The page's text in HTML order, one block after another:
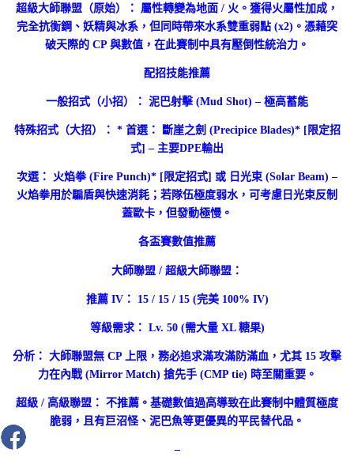
超級大師聯盟（原始）： 屬性轉變為地面 / 火。獲得火屬性加成，
完全抗衡鋼、妖精與冰系，但同時帶來水系雙重弱點 (x2)。憑藉突
破天際的 CP 與數值，在此賽制中具有壓倒性統治力。
配招技能推薦
一般招式（小招）： 泥巴射擊 (Mud Shot) – 極高蓄能
特殊招式（大招）： * 首選： 斷崖之劍 (Precipice Blades)* [限定招
式] – 主要DPE輸出
次選： 火焰拳 (Fire Punch)* [限定招式] 或 日光束 (Solar Beam) –
火焰拳用於騙盾與快速消耗；若隊伍極度弱水，可考慮日光束反制
蓋歐卡，但發動極慢。
各盃賽數值推薦
大師聯盟 / 超級大師聯盟：
推薦 IV： 15 / 15 / 15 (完美 100% IV)
等級需求： Lv. 50 (需大量 XL 糖果)
分析： 大師聯盟無 CP 上限，務必追求滿攻滿防滿血，尤其 15 攻擊
力在內戰 (Mirror Match) 搶先手 (CMP tie) 時至關重要。
超級 / 高級聯盟： 不推薦。基礎數值過高導致在此賽制中體質極度
脆弱，且有巨沼怪、泥巴魚等更優異的平民替代品。
–